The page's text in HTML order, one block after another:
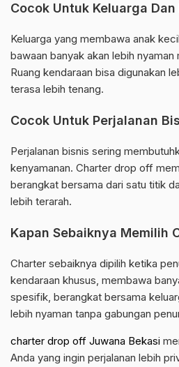
Cocok Untuk Keluarga Dan
Keluarga yang membawa anak
bawaan banyak akan lebih
Ruang kendaraan bisa digunakan
terasa lebih tenang.
Cocok Untuk Perjalanan
Perjalanan bisnis sering
kenyamanan. Charter drop off
berangkat bersama dari satu titik
lebih terarah.
Kapan Sebaiknya Memilih
Charter sebaiknya dipilih ketika
kendaraan khusus, membawa
spesifik, berangkat bersama
lebih nyaman tanpa gabungan
charter drop off Juwana Bekasi
Anda yang ingin perjalanan lebih